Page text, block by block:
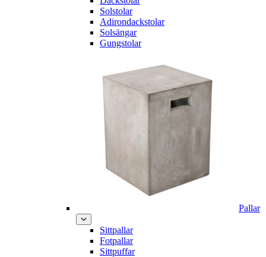
Solstolar
Adirondackstolar
Solsängar
Gungstolar
Pallar
Sittpallar
Fotpallar
Sittpuffar